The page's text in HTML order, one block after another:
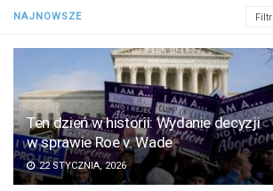
NAJNOWSZE Filtr
Ten dzień w historii: Wydanie decyzji
w sprawie Roe v. Wade
22 STYCZNIA, 2026